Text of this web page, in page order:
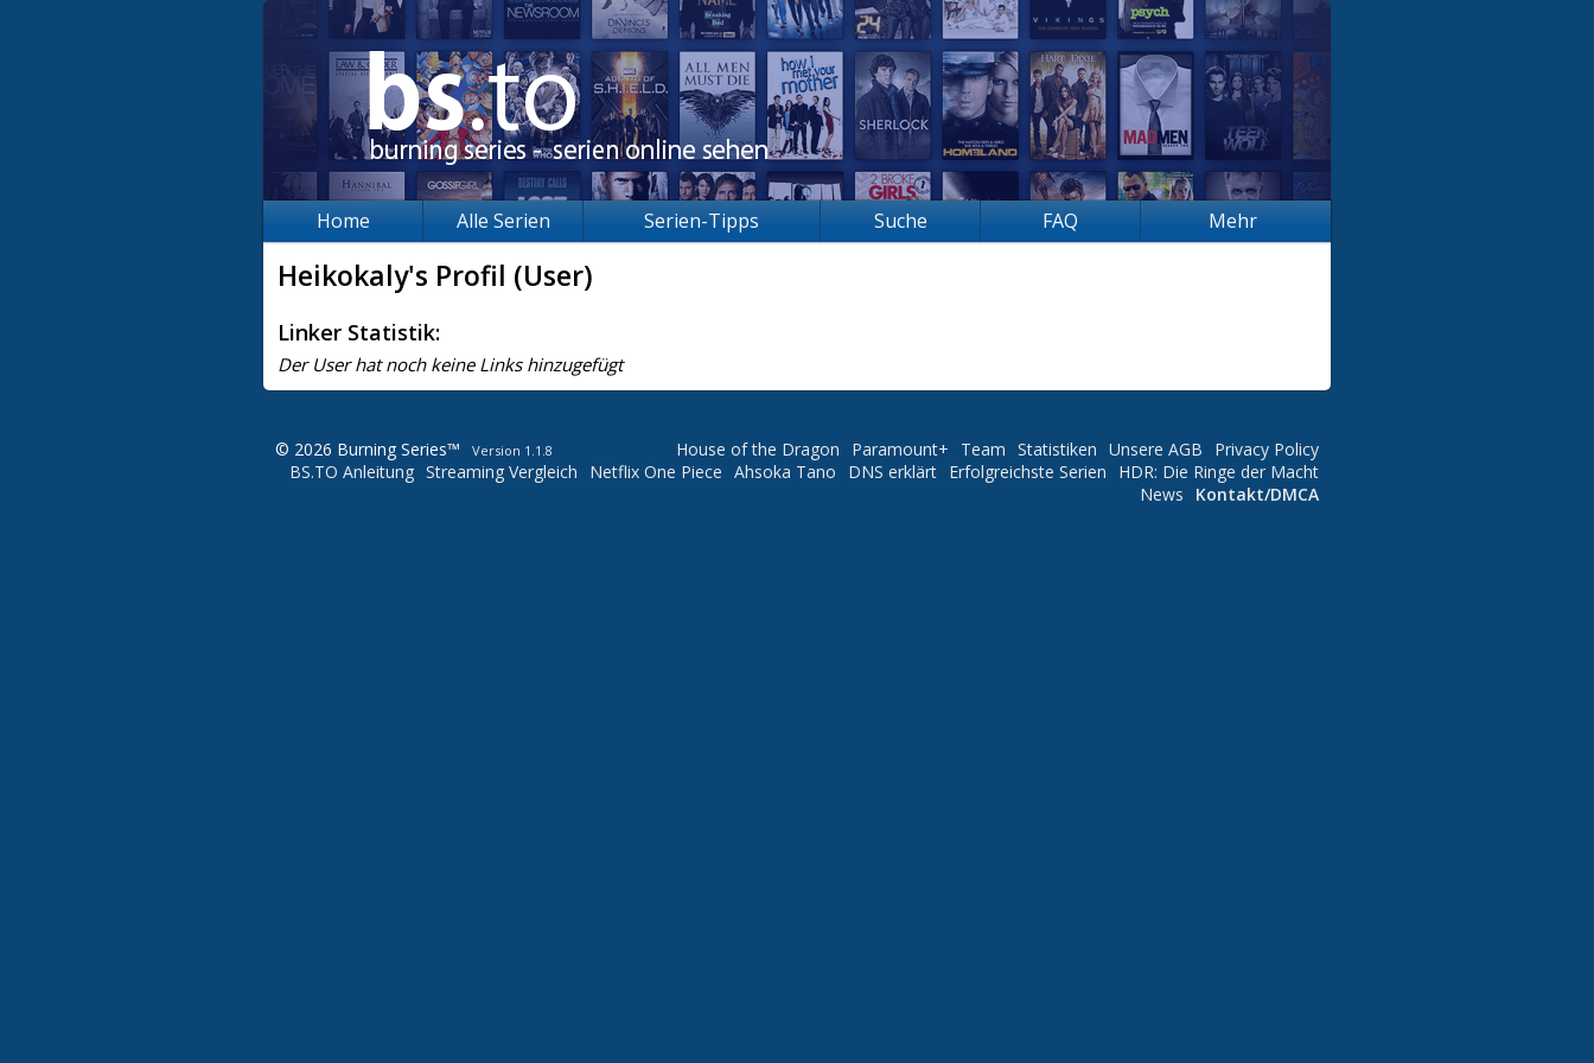
Home Alle Serien Serien-Tipps Suche FAQ Mehr
Heikokaly's Profil (User)
Linker Statistik:
Der User hat noch keine Links hinzugefügt
© 2026 Burning Series™ Version 1.1.8 Privacy Policy
Unsere AGB
Statistiken
Team
Paramount+
House of the Dragon
HDR: Die Ringe der Macht
Erfolgreichste Serien
DNS erklärt
Ahsoka Tano
Netflix One Piece
Streaming Vergleich
BS.TO Anleitung
Kontakt/DMCA
News